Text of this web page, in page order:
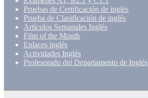
Pruebas de Certificación de inglés
Prueba de Clasificación de inglés
Artículos Semanales Inglés
Film of the Month
Enlaces inglés
Actividades Inglés
Profesorado del Departamento de Inglés